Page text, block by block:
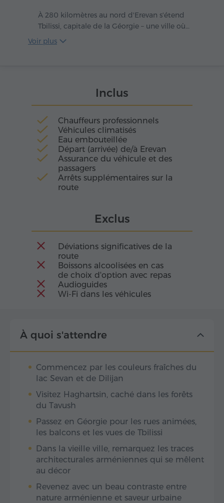
Saint-Grégoire, Sainte-Mère-de-Dieu et Saint-
Étienne, ainsi que des cellules monastiques et
paysage montagneux.
À 280 kilomètres au nord d'Erevan s'étend
Tbilissi, capitale de la Géorgie – une ville où
l'ancien et le moderne s'unissent dans un
même souffle vibrant. Au cœur de la cité coule
encore l'écho du passé, tandis que ses larges
avenues portent le souffle du présent.
Voir plus
Inclus
Chauffeurs professionnels
Véhicules climatisés
Eau embouteillée
Départ (arrivée) de/à Erevan
Assurance du véhicule et des
passagers
Arrêts supplémentaires sur la
route
Exclus
Déviations significatives de la
route
Boissons alcoolisées en cas
de choix d'option avec repas
Audioguides
Wi-Fi dans les véhicules
À quoi s'attendre
Commencez par les couleurs fraîches du
lac Sevan et de Dilijan
Visitez Haghartsin, caché dans les forêts
du Tavush
Passez en Géorgie pour les rues animées,
les balcons et les vues de Tbilissi
Dans la vieille ville, remarquez les traces
architecturales arméniennes qui se mêlent
au décor
Revenez avec un beau contraste entre
nature arménienne et saveur urbaine